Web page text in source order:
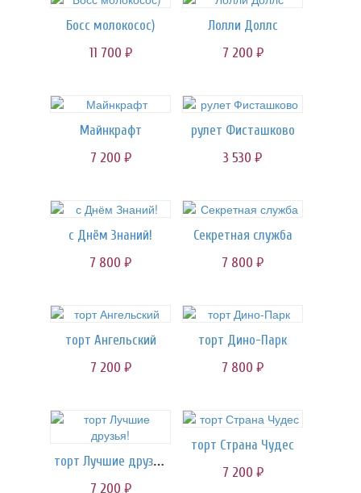
Босс молокосос)
11 700 руб.
Лолли Доллс
7 200 руб.
Майнкрафт
7 200 руб.
рулет Фисташково
3 530 руб.
с Днём Знаний!
7 800 руб.
Секретная служба
7 800 руб.
торт Ангельский
7 200 руб.
торт Дино-Парк
7 800 руб.
торт Лучшие друзья!
7 200 руб.
торт Страна Чудес
7 200 руб.